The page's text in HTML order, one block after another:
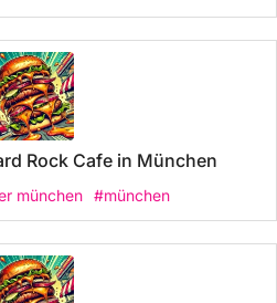
Rock Cafe in München
münchen #münchen